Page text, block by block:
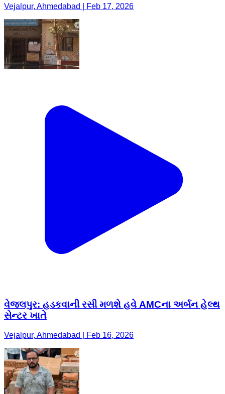
Vejalpur, Ahmedabad | Feb 17, 2026
વેજલપુર: હડકવાની રસી મળશે હવે AMCના અર્બન હેલ્થ
સેન્ટર ખાતે
Vejalpur, Ahmedabad | Feb 16, 2026